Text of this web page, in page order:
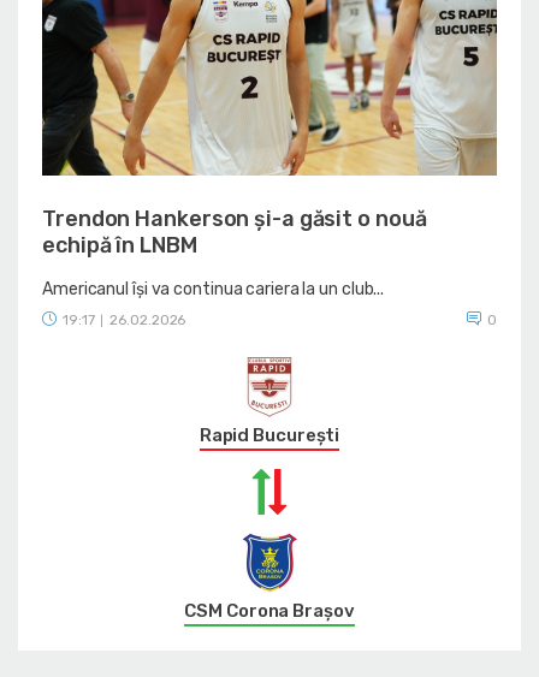
Trendon Hankerson și-a găsit o nouă
echipă în LNBM
Americanul își va continua cariera la un club...
19:17 26.02.2026 0
Rapid București
CSM Corona Braşov